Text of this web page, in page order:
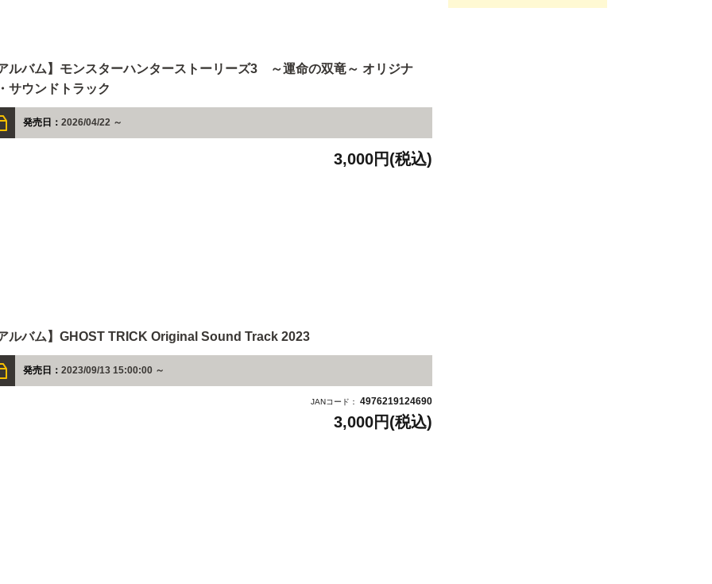
ルバム】モンスターハンターストーリーズ3 ～運命の双竜～ オリジナ
サウンドトラック
発売日： 2026/04/22 ～
3,000円(税込)
ルバム】GHOST TRICK Original Sound Track 2023
発売日： 2023/09/13 15:00:00 ～
JANコード： 4976219124690
3,000円(税込)